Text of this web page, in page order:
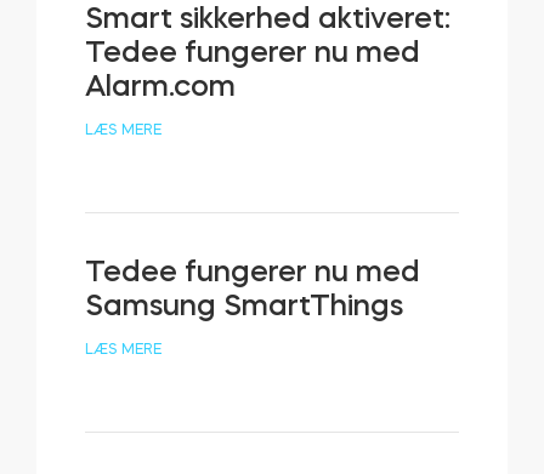
Smart sikkerhed aktiveret:
Tedee fungerer nu med
Alarm.com
LÆS MERE
Tedee fungerer nu med
Samsung SmartThings
LÆS MERE